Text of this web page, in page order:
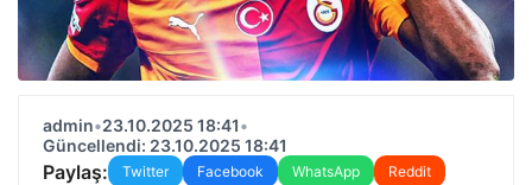
admin•23.10.2025 18:41•
Güncellendi: 23.10.2025 18:41
Paylaş: Twitter Facebook WhatsApp
Reddit